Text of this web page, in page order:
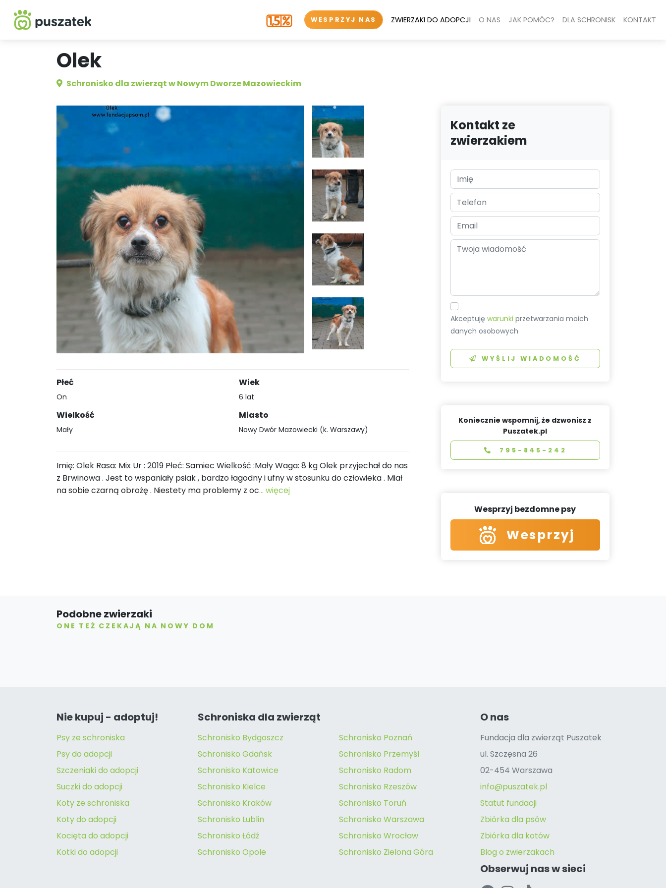
WESPRZYJ NAS ZWIERZAKI DO ADOPCJI O NAS JAK POMÓC? DLA SCHRONISK KONTAKT
Olek
Schronisko dla zwierząt w Nowym Dworze Mazowieckim
Płeć
On
Wielkość
Mały
Wiek
6 lat
Miasto
Nowy Dwór Mazowiecki (k. Warszawy)
Imię: Olek Rasa: Mix Ur : 2019 Płeć: Samiec Wielkość :Mały Waga: 8 kg Olek przyjechał do nas
z Brwinowa . Jest to wspaniały psiak , bardzo łagodny i ufny w stosunku do człowieka . Miał
na sobie czarną obrożę . Niestety ma problemy z oc... więcej
Kontakt ze
zwierzakiem
Akceptujęwarunki przetwarzania moich
danych osobowych
WYŚLIJ WIADOMOŚĆ
Koniecznie wspomnij, że dzwonisz z
Puszatek.pl
795-845-242
Wesprzyj bezdomne psy
Wesprzyj
Podobne zwierzaki
ONE TEŻ CZEKAJĄ NA NOWY DOM
Nie kupuj - adoptuj!
Psy ze schroniska
Psy do adopcji
Szczeniaki do adopcji
Suczki do adopcji
Koty ze schroniska
Koty do adopcji
Kocięta do adopcji
Kotki do adopcji
Schroniska dla zwierząt
Schronisko Bydgoszcz
Schronisko Gdańsk
Schronisko Katowice
Schronisko Kielce
Schronisko Kraków
Schronisko Lublin
Schronisko Łódź
Schronisko Opole
Schronisko Poznań
Schronisko Przemyśl
Schronisko Radom
Schronisko Rzeszów
Schronisko Toruń
Schronisko Warszawa
Schronisko Wrocław
Schronisko Zielona Góra
O nas
Fundacja dla zwierząt Puszatek
ul. Szczęsna 26
02-454 Warszawa
info@puszatek.pl
Statut fundacji
Zbiórka dla psów
Zbiórka dla kotów
Blog o zwierzakach
Obserwuj nas w sieci